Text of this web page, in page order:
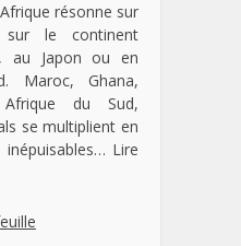
résonne sur
le continent
au Japon ou en
Maroc, Ghana,
Afrique du Sud,
se multiplient en
Lire